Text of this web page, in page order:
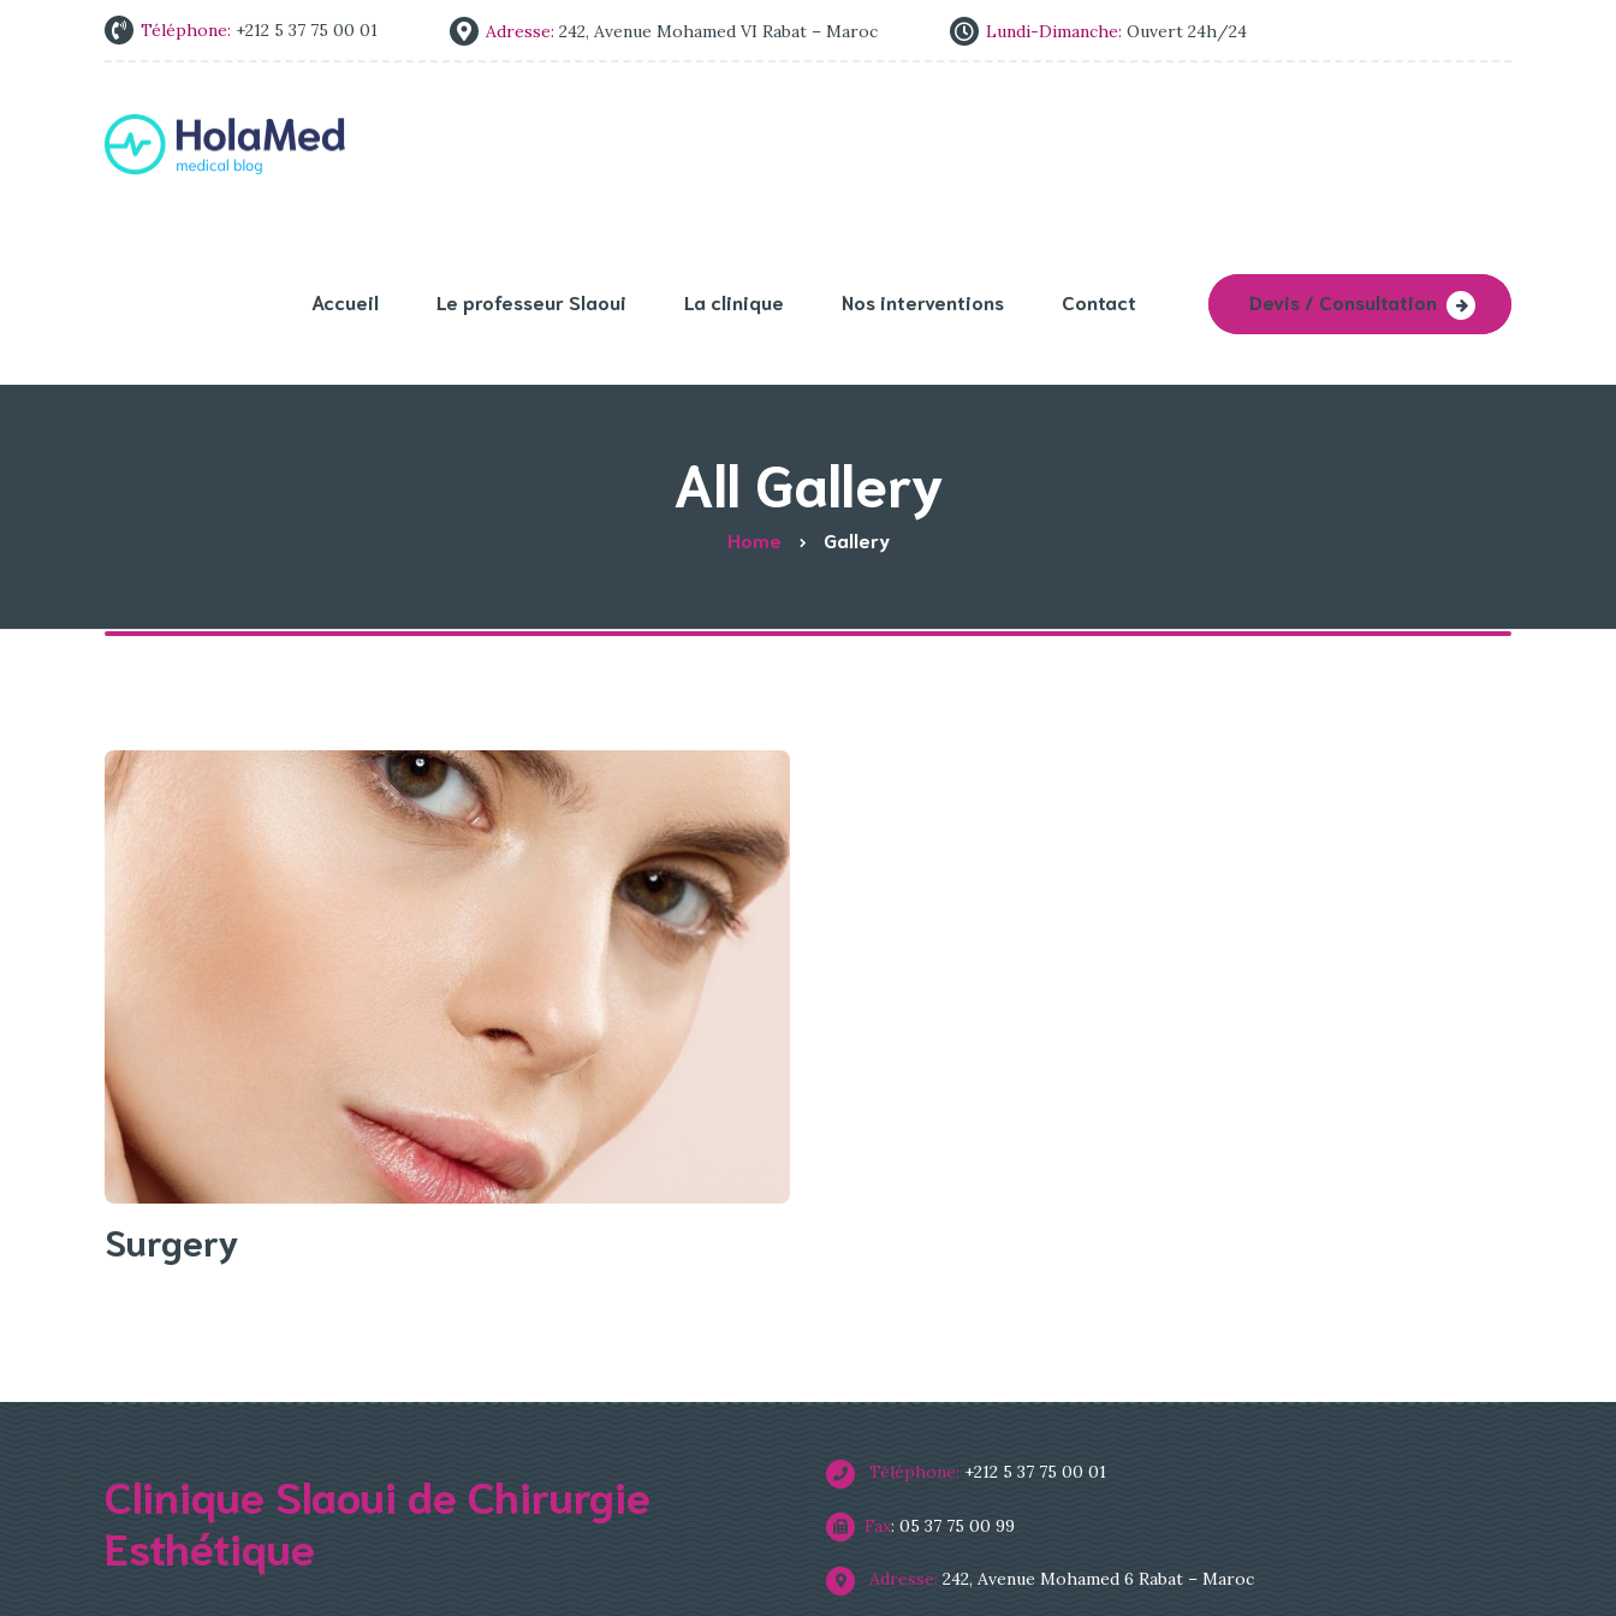
Téléphone: +212 5 37 75 00 01 Adresse: 242, Avenue Mohamed VI Rabat – Maroc Lundi-Dimanche: Ouvert 24h/24
Accueil Le professeur Slaoui La clinique Nos interventions Contact Devis / Consultation
All Gallery
Home Gallery
Surgery
Clinique Slaoui de Chirurgie
Esthétique
Téléphone: +212 5 37 75 00 01
Fax: 05 37 75 00 99
Adresse: 242, Avenue Mohamed 6 Rabat – Maroc